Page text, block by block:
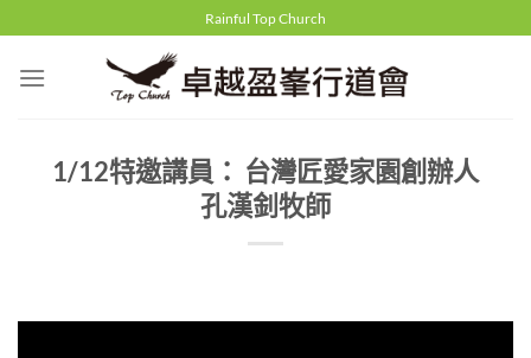
to
content
Rainful Top Church
1/12特邀講員： 台灣匠愛家園創辦人
孔漢釗牧師